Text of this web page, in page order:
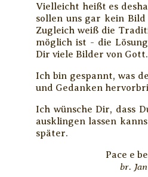
Vielleicht heißt es
sollen uns gar kein
Zugleich weiß die
möglich ist - die
Dir viele Bilder von Gott.
Ich bin gespannt, was
und Gedanken
Ich wünsche Dir, dass
ausklingen lassen
später.
Pace e
br. Jan